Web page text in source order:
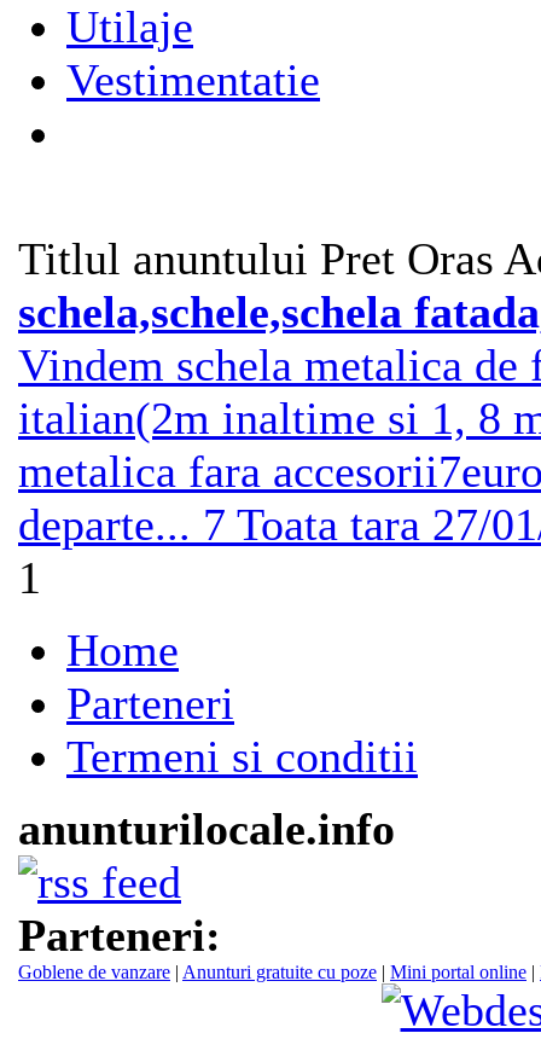
Utilaje
Vestimentatie
Titlul anuntului Pret Oras
schela,schele,schela
Vindem schela metalica de
italian(2m inaltime si 1, 8
metalica fara
departe... 7 Toata tara 27/
1
Home
Parteneri
Termeni si conditii
anunturilocale.info
Parteneri:
Goblene de vanzare | Anunturi gratuite cu poze | Mini portal online |